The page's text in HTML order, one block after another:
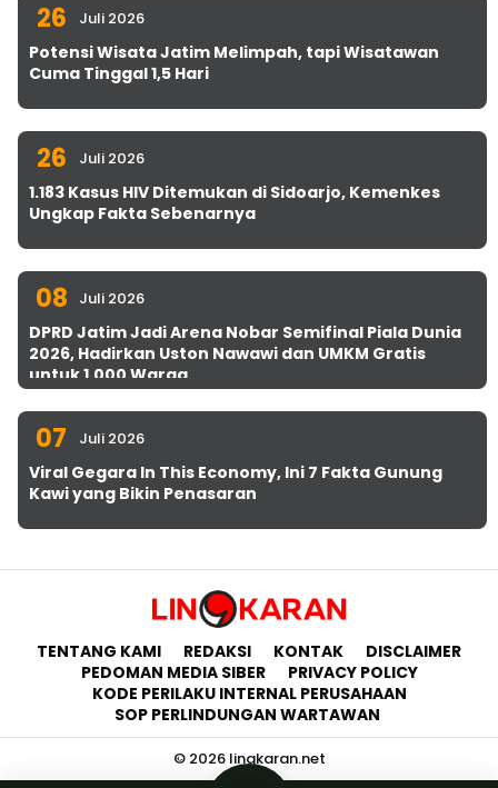
26 Juli 2026
Potensi Wisata Jatim Melimpah, tapi Wisatawan
Cuma Tinggal 1,5 Hari
26 Juli 2026
1.183 Kasus HIV Ditemukan di Sidoarjo, Kemenkes
Ungkap Fakta Sebenarnya
08 Juli 2026
DPRD Jatim Jadi Arena Nobar Semifinal Piala Dunia
2026, Hadirkan Uston Nawawi dan UMKM Gratis
untuk 1.000 Warga
07 Juli 2026
Viral Gegara In This Economy, Ini 7 Fakta Gunung
Kawi yang Bikin Penasaran
TENTANG KAMI REDAKSI KONTAK
DISCLAIMER
PEDOMAN MEDIA SIBER
PRIVACY POLICY
KODE PERILAKU INTERNAL PERUSAHAAN
SOP PERLINDUNGAN WARTAWAN
© 2026 lingkaran.net